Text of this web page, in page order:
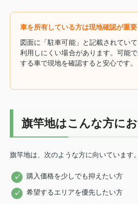
車を所有している方は現地確認が重要
図面に「駐車可能」と記載されてい
利用しにくい場合があります。可能
する車で現地を確認すると安心です。
旗竿地はこんな方に
旗竿地は、次のような方に向いています。
購入価格を少しでも抑えたい方
希望するエリアを優先したい方